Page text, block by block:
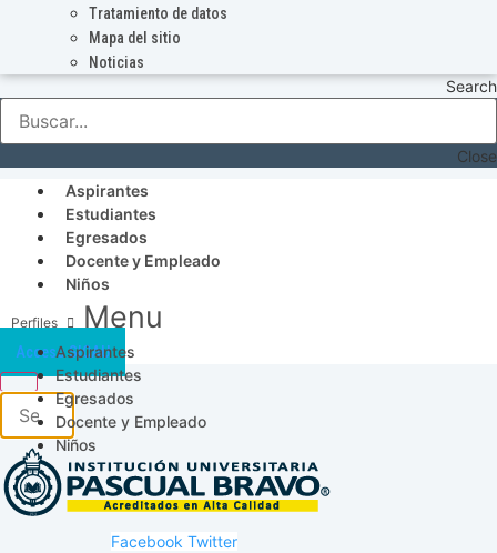
Tratamiento de datos
Mapa del sitio
Noticias
Search
Close
Aspirantes
Estudiantes
Egresados
Docente y Empleado
Niños
Menu
Aspirantes
Estudiantes
Egresados
Docente y Empleado
Niños
Acceso SICAU
Facebook Twitter